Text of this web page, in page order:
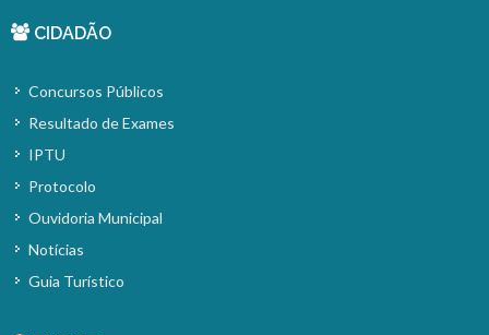
CIDADÃO
Concursos Públicos
Resultado de Exames
IPTU
Protocolo
Ouvidoria Municipal
Notícias
Guia Turístico